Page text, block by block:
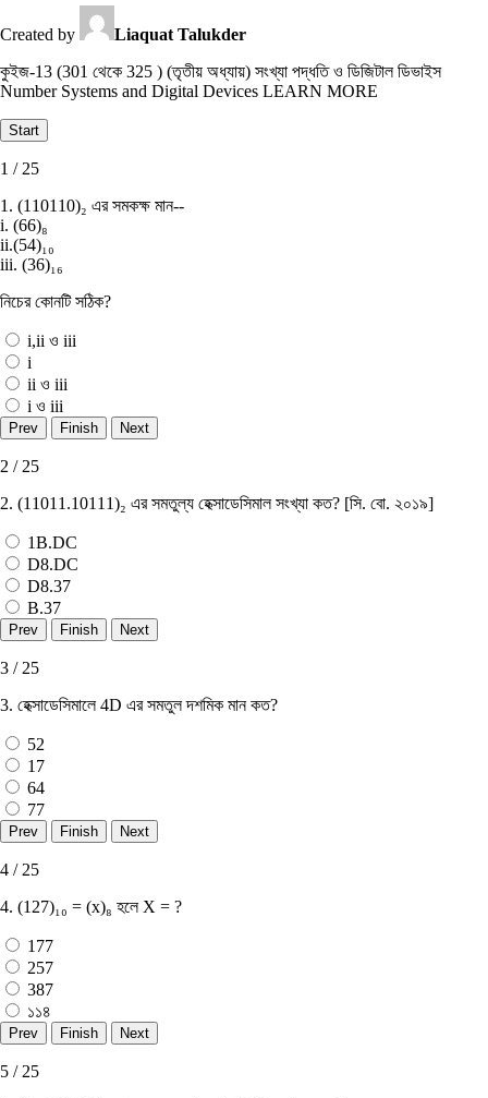
Created by
Liaquat Talukder
কুইজ-13 (301 থেকে 325 ) (তৃতীয় অধ্যায়) সংখ্যা পদ্ধতি ও ডিজিটাল ডিভাইস
Number Systems and Digital Devices LEARN MORE
1 / 25
1. (110110)₂ এর সমকক্ষ মান--
i. (66)₈
ii.(54)₁₀
iii. (36)₁₆
নিচের কোনটি সঠিক?
i,ii ও iii
i
ii ও iii
i ও iii
2 / 25
2. (11011.10111)₂ এর সমতুল্য হেক্সাডেসিমাল সংখ্যা কত? [সি. বাে. ২০১৯]
1B.DC
D8.DC
D8.37
B.37
3 / 25
3. হেক্সাডেসিমালে 4D এর সমতুল দশমিক মান কত?
52
17
64
77
4 / 25
4. (127)₁₀ = (x)₈ হলে X = ?
177
257
387
১১৪
5 / 25